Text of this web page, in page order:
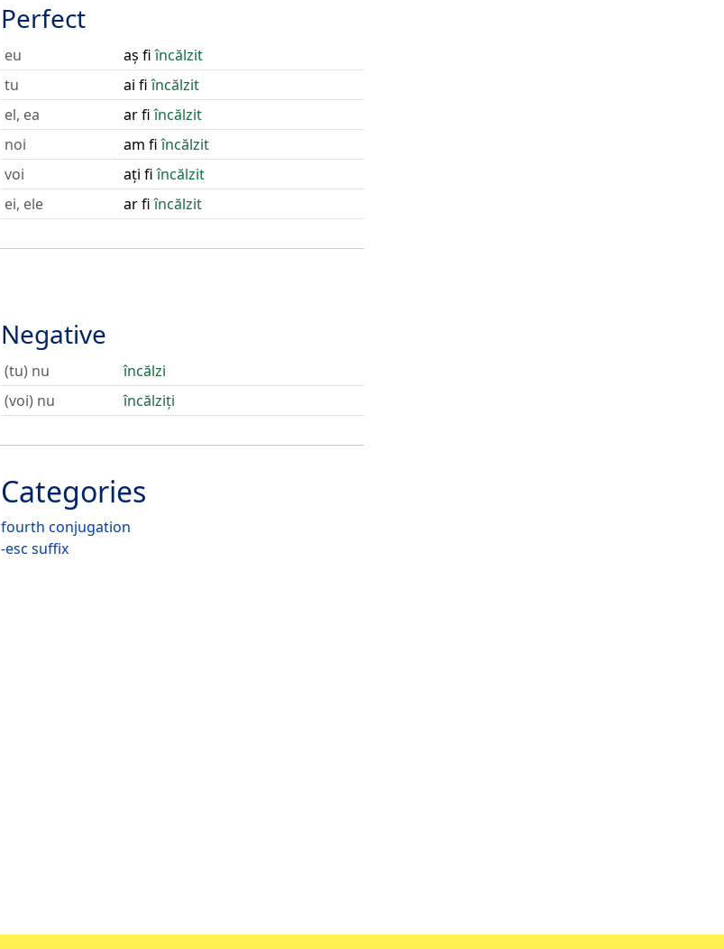
Perfect
eu aș fiîncălzit
tu
ai fiîncălzit
el, ea
ar fiîncălzit
noi
am fiîncălzit
voi
ați fiîncălzit
ei, ele
ar fiîncălzit
Negative
(tu) nu
încălzi
(voi) nu
încălziți
Categories
fourth conjugation
-esc suffix